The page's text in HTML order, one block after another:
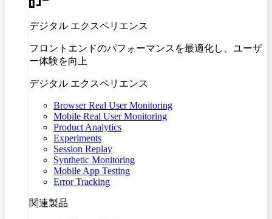
デジタル エクスペリエンス
フロントエンドのパフォーマンスを最適化し、ユーザ
ー体験を向上
デジタル エクスペリエンス
Browser Real User Monitoring
Mobile Real User Monitoring
Product Analytics
Experiments
Session Replay
Synthetic Monitoring
Mobile App Testing
Error Tracking
関連製品